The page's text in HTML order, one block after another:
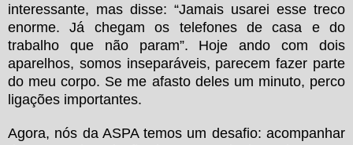
interessante, mas disse: “Jamais usarei esse treco
enorme. Já chegam os telefones de casa e do
trabalho que não param”. Hoje ando com dois
aparelhos, somos inseparáveis, parecem fazer parte
do meu corpo. Se me afasto deles um minuto, perco
ligações importantes.
Agora, nós da ASPA temos um desafio: acompanhar